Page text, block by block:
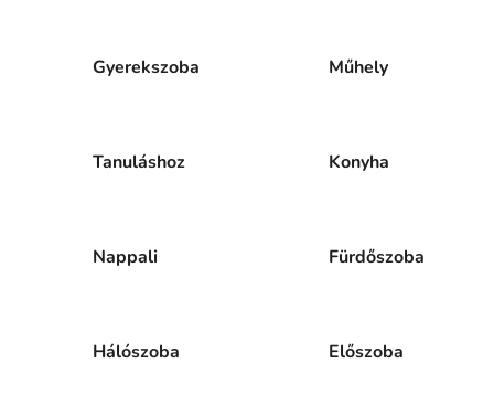
Gyerekszoba Műhely
Tanuláshoz Konyha
Nappali Fürdőszoba
Hálószoba Előszoba